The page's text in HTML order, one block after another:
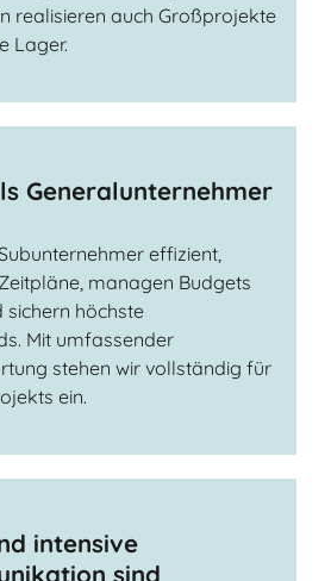
realisieren auch Großprojekte
Lager.
Generalunternehmer
effizient,
managen Budgets
höchste
Mit umfassender
stehen wir vollständig für
ein.
intensive
sind